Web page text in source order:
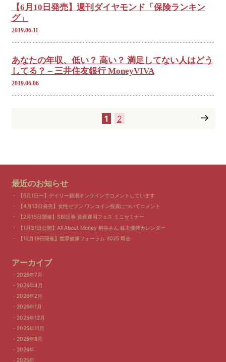
【6月10日発売】週刊ダイヤモンド「保険ランキン
グ」
2019.06.11
あなたの年収、低い？ 高い？ 満足してない人はどう
してる？ – 三井住友銀行 MoneyVIVA
2019.06.06
1 2
最近のお知らせ
【6月1日〜】デイリー新潮オンラインでコメントしています
【4月13日発売】女性セブン ワンコイン投資についてコメント
【2月15日開催】SBI証券 資産運用フェス ミニセミナー
【1月31日公開】All About Money 桐谷さん 株主優待カレンダー
【12月19日開催】世界健康フォーラム 2025 司会
アーカイブ
2026年7月
2026年4月
2026年2月
2026年1月
2025年12月
2025年11月
2025年8月
2026年
2025年